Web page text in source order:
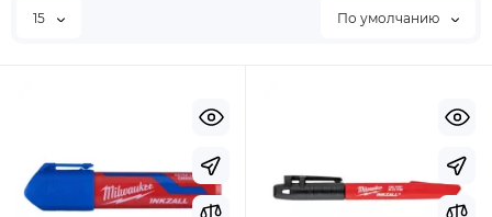
15 По умолчанию